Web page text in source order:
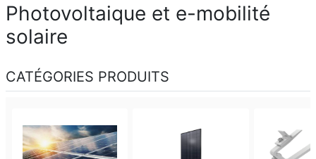
Photovoltaique et e-mobilité
solaire
CATÉGORIES PRODUITS